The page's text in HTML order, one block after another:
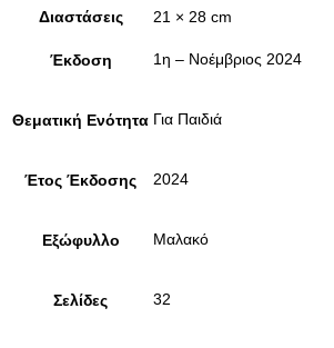
Διαστάσεις
21 × 28 cm
Έκδοση 1η – Νοέμβριος 2024
Θεματική Ενότητα Για Παιδιά
Έτος Έκδοσης 2024
Εξώφυλλο Μαλακό
Σελίδες 32